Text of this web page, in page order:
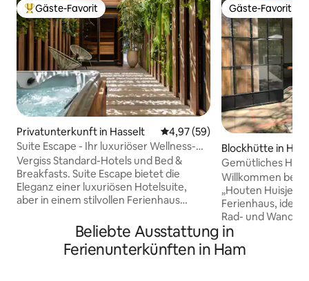
Beliebter Gäste-Favorit.
Gäste-Favorit
Privatunterkunft in Hasselt Durchschnittliche Bewertung:
4,97 (59)
Suite Escape - Ihr luxuriöser Wellness-
Aufenthalt
Vergiss Standard-Hotels und Bed &
Breakfasts. Suite Escape bietet die
Eleganz einer luxuriösen Hotelsuite,
aber in einem stilvollen Ferienhaus
deinem privaten Wellnessbereich mit
Sauna und Whirlpool, wähle leckere
Weine oder Champagner aus dem
Gäste-Favorit
Gäste-Favorit
Blockhütte in Ham
Gemütliches
Garten
Willkommen bei
„Houten Huisje“,
Ferienhaus, ideal
Rad- und
Diese
Komfort, den Sie
unbeschwerten
Beliebte Ausstattung in
Ferienunterkünften in Ham